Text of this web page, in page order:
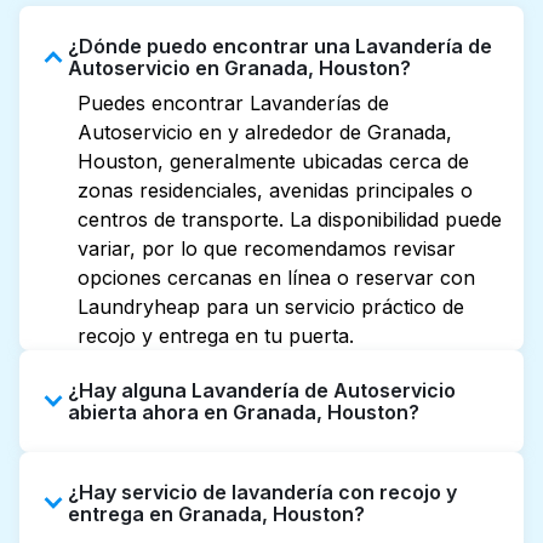
¿Dónde puedo encontrar una Lavandería de
Autoservicio en Granada, Houston?
Puedes encontrar Lavanderías de
Autoservicio en y alrededor de Granada,
Houston, generalmente ubicadas cerca de
zonas residenciales, avenidas principales o
centros de transporte. La disponibilidad puede
variar, por lo que recomendamos revisar
opciones cercanas en línea o reservar con
Laundryheap para un servicio práctico de
recojo y entrega en tu puerta.
¿Hay alguna Lavandería de Autoservicio
abierta ahora en Granada, Houston?
Granada tienen horarios extendidos, pero no
todas abren hasta tarde o 24/7. Revisar
¿Hay servicio de lavandería con recojo y
entrega en Granada, Houston?